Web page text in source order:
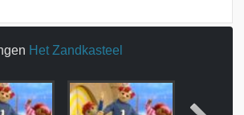
Het Zandkasteel